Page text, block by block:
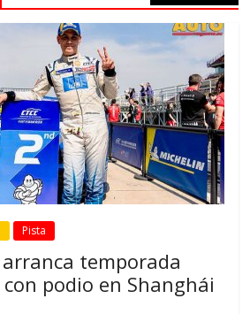
Pista
temporada
con podio en Shanghái